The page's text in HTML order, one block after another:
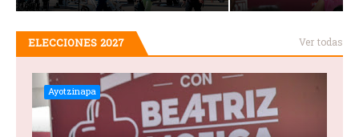
ELECCIONES 2027 Ver todas
Ayotzinapa